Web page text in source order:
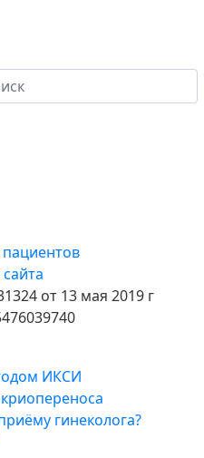
пациентов
от 13 мая 2019 г
ИКСИ
гинеколога?